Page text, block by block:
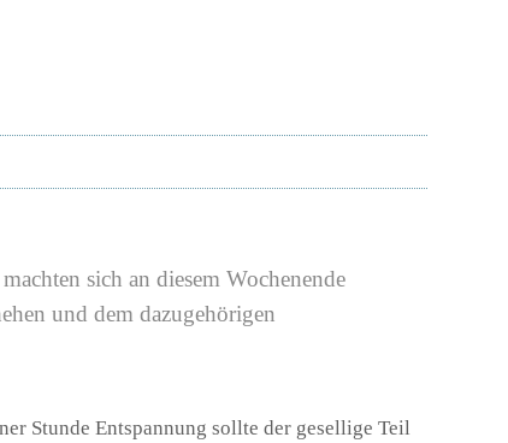
sich an diesem Wochenende
und dem dazugehörigen
Stunde Entspannung sollte der gesellige Teil